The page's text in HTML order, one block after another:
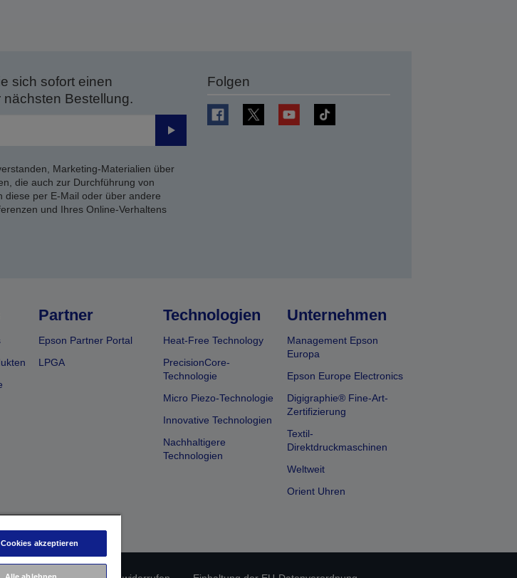
sich sofort einen
Bestellung.
Senden
Marketing-Materialien über
die auch zur Durchführung von
diese per E-Mail oder über andere
und Ihres Online-Verhaltens
Folgen
Partner
Epson Partner Portal
LPGA
Technologien
Heat-Free Technology
PrecisionCore-
Technologie
Micro Piezo-Technologie
Innovative Technologien
Nachhaltigere
Technologien
Unternehmen
Management Epson
Europa
Epson Europe Electronics
Digigraphie® Fine-Art-
Zertifizierung
Textil-
Direktdruckmaschinen
Weltweit
Orient Uhren
akzeptieren